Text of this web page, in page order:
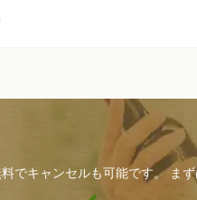
でキャンセルも可能です。 ま